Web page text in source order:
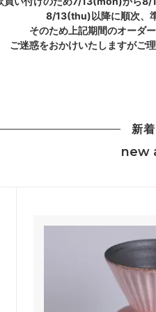
8/13(thu)以降に順次、
そのため上記期間のオーダ
ご迷惑をおかけいたしますがご
新
new